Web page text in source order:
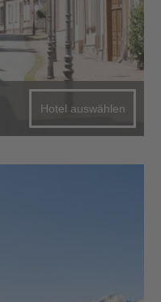
Hotel auswählen